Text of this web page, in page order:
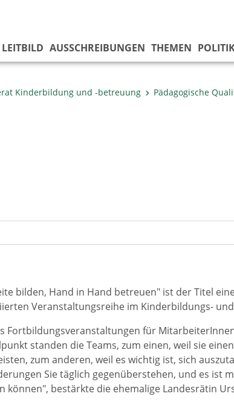
LEITBILD AUSSCHREIBUNGEN THEMEN
Kinderbildung und -betreuung
Pädagogische
bilden, Hand in Hand betreuen" ist der Titel
Veranstaltungsreihe im Kinderbildungs-
Fortbildungsveranstaltungen für
standen die Teams, zum einen, weil sie
zum anderen, weil es wichtig ist, sich
Sie täglich gegenüberstehen, und es ist
können", bestärkte die ehemalige Landesrätin